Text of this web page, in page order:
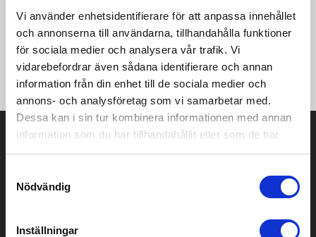
Vi använder enhetsidentifierare för att anpassa innehållet
och annonserna till användarna, tillhandahålla funktioner
för sociala medier och analysera vår trafik. Vi
vidarebefordrar även sådana identifierare och annan
information från din enhet till de sociala medier och
annons- och analysföretag som vi samarbetar med.
Dessa kan i sin tur kombinera informationen med annan
information som du har tillhandahållit eller som de har
samlat in när du har använt deras tjänster.
Nödvändig
Inställningar
·220 g/m² ·100% polyester (Mikrofleece) ·Anti-nopp ·Krage i
dubbla lager ·Axel-till-axel band ·Metalldragkedja i matchande
färg ·Blixtlåsförsedda sidofickor ·Täcksömmar
·Tvillingnålssydda ärmslut och nederkant ·Avrivbar etikett.
Prisuppgift på mailen?
Det går också utmärkt att bara ställa frågor!